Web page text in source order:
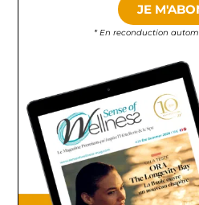
JE
* En reconduction